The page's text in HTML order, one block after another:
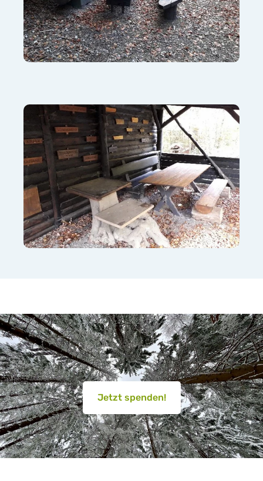
Jetzt spenden!